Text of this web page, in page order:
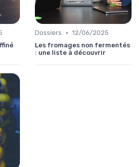
Dossiers • 12/06/2025
Les fromages non fermentés
: une liste à découvrir